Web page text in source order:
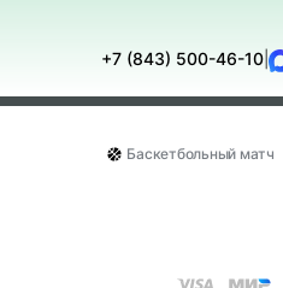
+7 (843) 500-46-10
Баскетбольный матч